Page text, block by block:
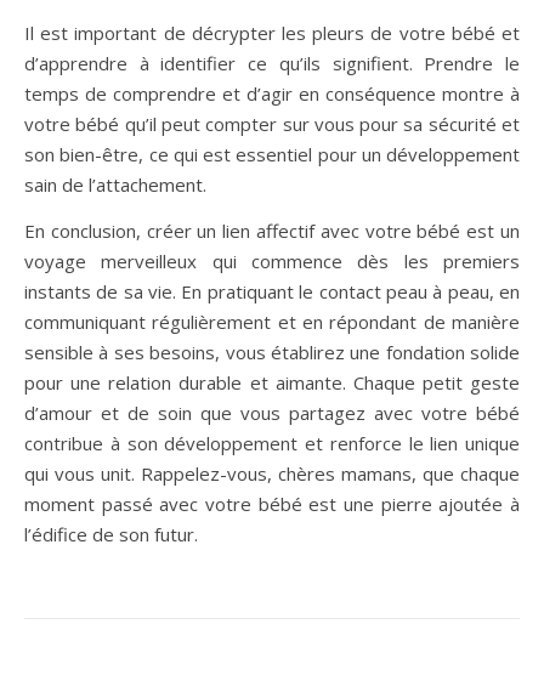
Il est important de décrypter les pleurs de votre bébé et
d’apprendre à identifier ce qu’ils signifient. Prendre le
temps de comprendre et d’agir en conséquence montre à
votre bébé qu’il peut compter sur vous pour sa sécurité et
son bien-être, ce qui est essentiel pour un développement
sain de l’attachement.
En conclusion, créer un lien affectif avec votre bébé est un
voyage merveilleux qui commence dès les premiers
instants de sa vie. En pratiquant le contact peau à peau, en
communiquant régulièrement et en répondant de manière
sensible à ses besoins, vous établirez une fondation solide
pour une relation durable et aimante. Chaque petit geste
d’amour et de soin que vous partagez avec votre bébé
contribue à son développement et renforce le lien unique
qui vous unit. Rappelez-vous, chères mamans, que chaque
moment passé avec votre bébé est une pierre ajoutée à
l’édifice de son futur.